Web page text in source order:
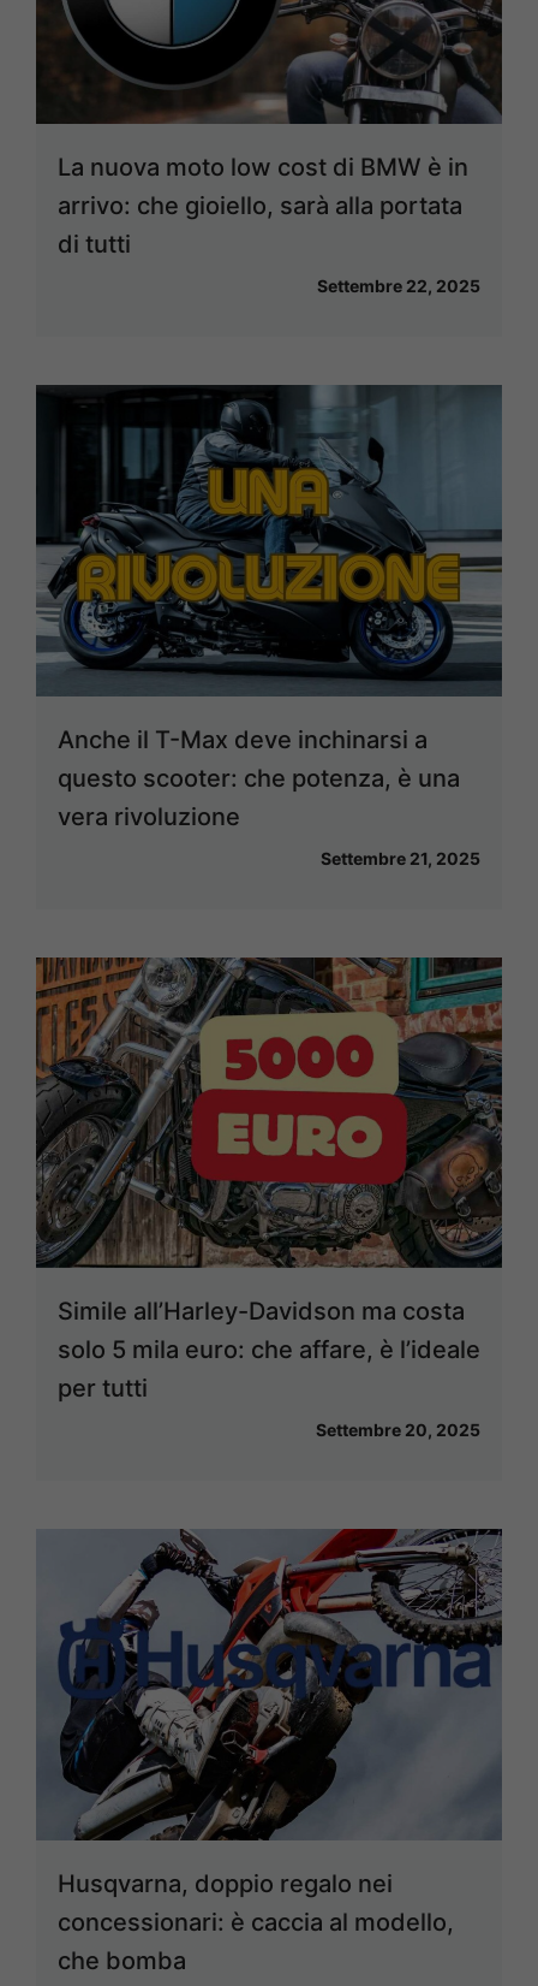
La nuova moto low cost di BMW è in
arrivo: che gioiello, sarà alla portata
di tutti
Settembre 22, 2025
Anche il T-Max deve inchinarsi a
questo scooter: che potenza, è una
vera rivoluzione
Settembre 21, 2025
Simile all’Harley-Davidson ma costa
solo 5 mila euro: che affare, è l’ideale
per tutti
Settembre 20, 2025
Husqvarna, doppio regalo nei
concessionari: è caccia al modello,
che bomba